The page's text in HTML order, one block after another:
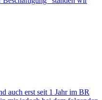
auch erst seit 1 Jahr im BR